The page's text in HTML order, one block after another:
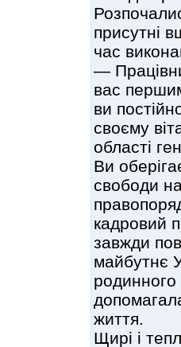
присутні
час
—
вас
ви
своєму
області
Ви
свободи
кадровий
завжди
майбутнє
життя.
Щирі і